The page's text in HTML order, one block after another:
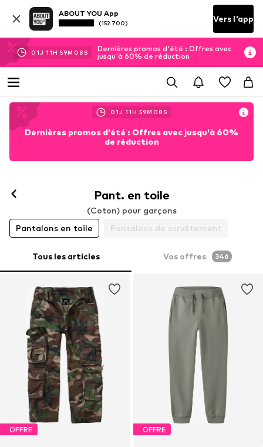
ABOUT YOU App
(152 700) Vers l'app
01J 11H 59M 06 S
Dernières promos d'été : Offres avec
jusqu'à 60% de réduction
01J 11H 59M 06 S
Dernières promos d'été : Offres avec jusqu'à 60%
de réduction
Pant. en toile
(Coton) pour garçons
Pantalons en toile
Pantalons de survêtement
Tous les articles Vos offres 346
OFFRE OFFRE